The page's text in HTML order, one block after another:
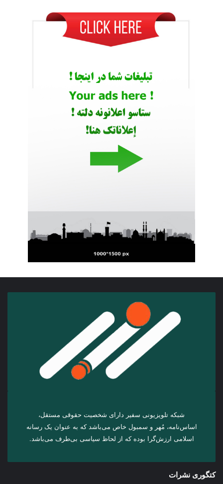
شبکه تلویزیونی سفیر دارای شخصیت حقوقی مستقل،
اساس‌نامه، مُهر و سمبول خاص می‌باشد که به عنوان یک رسانه
اسلامی ارزش‌گرا بوده که از لحاظ سیاسی بی‌طرف می‌باشد.
کتگوری نشرات